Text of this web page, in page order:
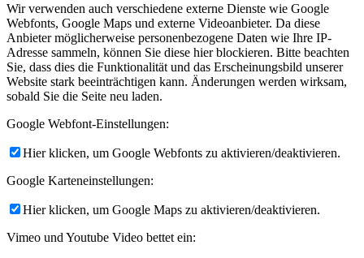
Wir verwenden auch verschiedene externe Dienste wie Google
Webfonts, Google Maps und externe Videoanbieter. Da diese
Anbieter möglicherweise personenbezogene Daten wie Ihre IP-
Adresse sammeln, können Sie diese hier blockieren. Bitte beachten
Sie, dass dies die Funktionalität und das Erscheinungsbild unserer
Website stark beeinträchtigen kann. Änderungen werden wirksam,
sobald Sie die Seite neu laden.
Google Webfont-Einstellungen:
Hier klicken, um Google Webfonts zu aktivieren/deaktivieren.
Google Karteneinstellungen:
Hier klicken, um Google Maps zu aktivieren/deaktivieren.
Vimeo und Youtube Video bettet ein: